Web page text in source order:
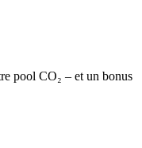
pool CO₂ – et un bonus